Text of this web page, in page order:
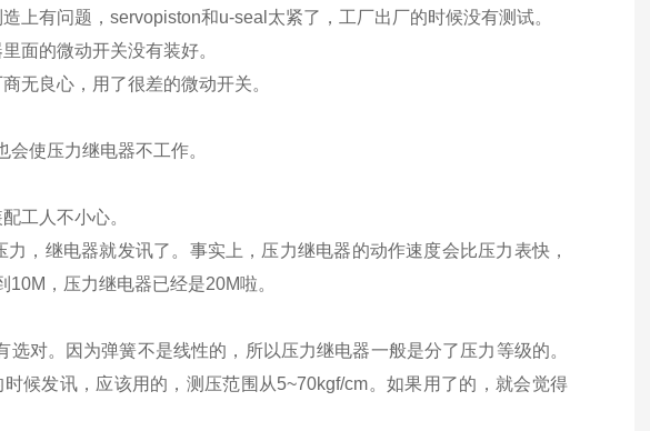
上有问题，servopiston和u-seal太紧了，工厂出厂的时候没有测试。
面的微动开关没有装好。
无良心，用了很差的微动开关。
使压力继电器不工作。
工人不小心。
，继电器就发讯了。事实上，压力继电器的动作速度会比压力表快，
，压力继电器已经是20M啦。
对。因为弹簧不是线性的，所以压力继电器一般是分了压力等级的。
候发讯，应该用的，测压范围从5~70kgf/cm。如果用了的，就会觉得